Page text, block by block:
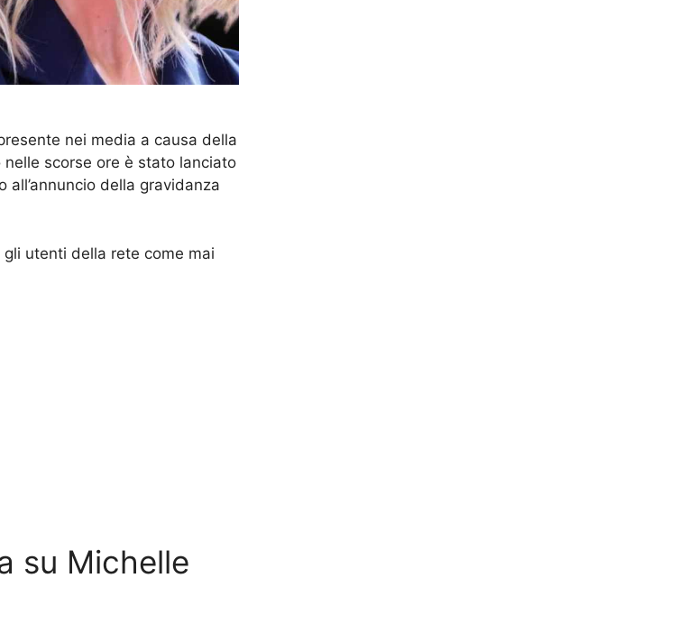
nei media a causa della
scorse ore è stato lanciato
della gravidanza
utenti della rete come mai
su Michelle